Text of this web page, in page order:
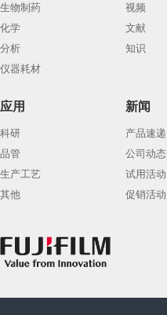
生物制药
化学
分析
仪器耗材
视频
文献
知识
应用
科研
品管
生产工艺
其他
新闻
产品速递
公司动态
试用活动
促销活动